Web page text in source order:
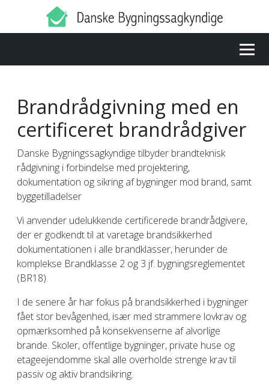
Brandrådgivning med en
certificeret brandrådgiver
Danske Bygningssagkyndige tilbyder brandteknisk
rådgivning i forbindelse med projektering,
dokumentation og sikring af bygninger mod brand, samt
byggetilladelser
Vi anvender udelukkende certificerede brandrådgivere,
der er godkendt til at varetage brandsikkerhed
dokumentationen i alle brandklasser, herunder de
komplekse Brandklasse 2 og 3 jf. bygningsreglementet
(BR18).
I de senere år har fokus på brandsikkerhed i bygninger
fået stor bevågenhed, især med strammere lovkrav og
opmærksomhed på konsekvenserne af alvorlige
brande. Skoler, offentlige bygninger, private huse og
etageejendomme skal alle overholde strenge krav til
passiv og aktiv brandsikring.